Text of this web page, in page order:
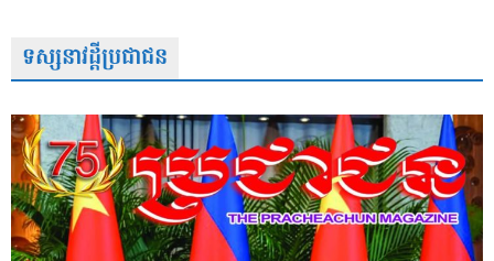
ទស្សនាវដ្តីប្រជាជន